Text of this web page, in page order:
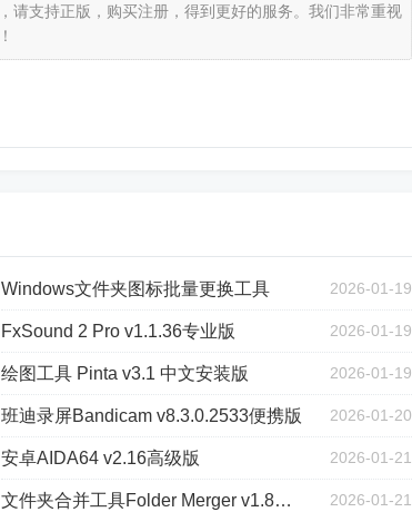
请支持正版，购买注册，得到更好的服务。我们非常重视
Windows文件夹图标批量更换工具 2026-01-19
FxSound 2 Pro v1.1.36专业版 2026-01-19
绘图工具 Pinta v3.1 中文安装版 2026-01-19
班迪录屏Bandicam v8.3.0.2533便携版 2026-01-20
安卓AIDA64 v2.16高级版 2026-01-21
文件夹合并工具Folder Merger v1.8汉化版 2026-01-21